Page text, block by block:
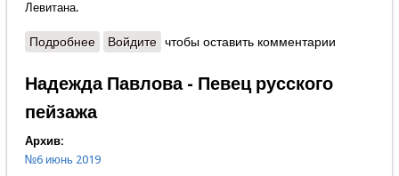
Левитана.
Подробнеео Василий Куракса - Редкая фамилия
Войдите чтобы оставить комментарии
Надежда Павлова - Певец русского
пейзажа
Архив:
№6 июнь 2019